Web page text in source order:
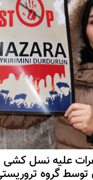
علیه نسل کشی
توسط گروه